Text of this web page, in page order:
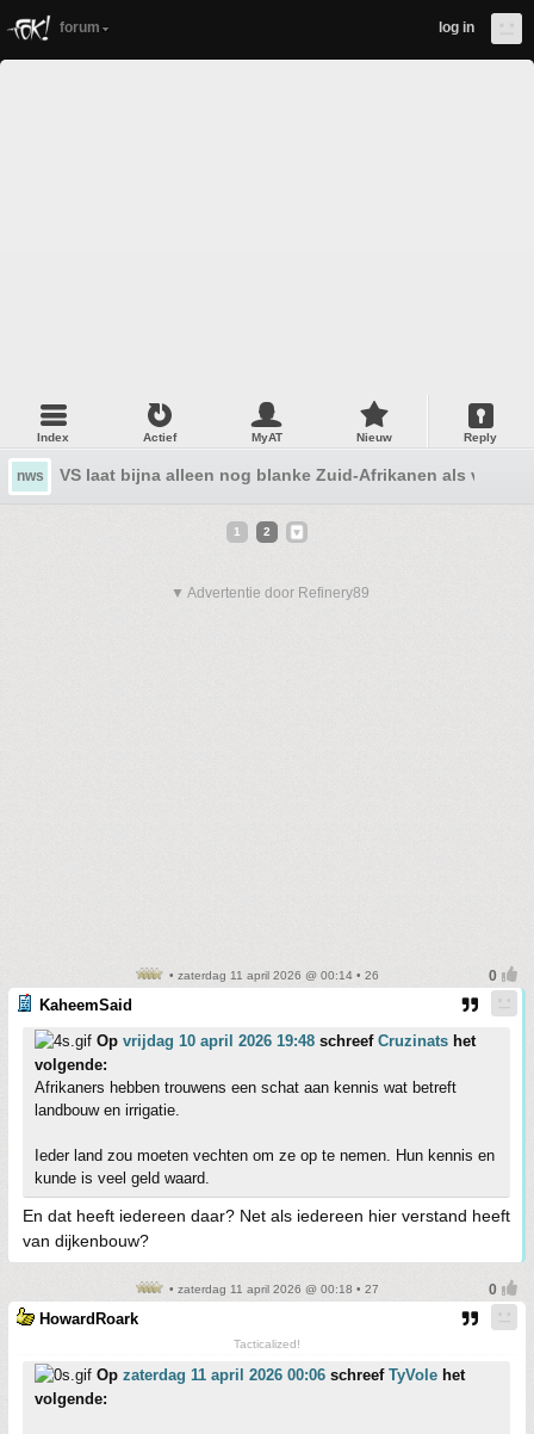
forum log in
Index Actief MyAT Nieuw Reply
nws VS laat bijna alleen nog blanke Zuid-Afrikanen als
1 2
▼ Advertentie door Refinery89
• zaterdag 11 april 2026 @ 00:14 • 26
KaheemSaid
Op vrijdag 10 april 2026 19:48 schreef Cruzinats het
volgende:
Afrikaners hebben trouwens een schat aan kennis wat betreft
landbouw en irrigatie.
Ieder land zou moeten vechten om ze op te nemen. Hun kennis en
kunde is veel geld waard.
En dat heeft iedereen daar? Net als iedereen hier verstand heeft
van dijkenbouw?
• zaterdag 11 april 2026 @ 00:18 • 27
HowardRoark
Tacticalized!
Op zaterdag 11 april 2026 00:06 schreef TyVole het
volgende: